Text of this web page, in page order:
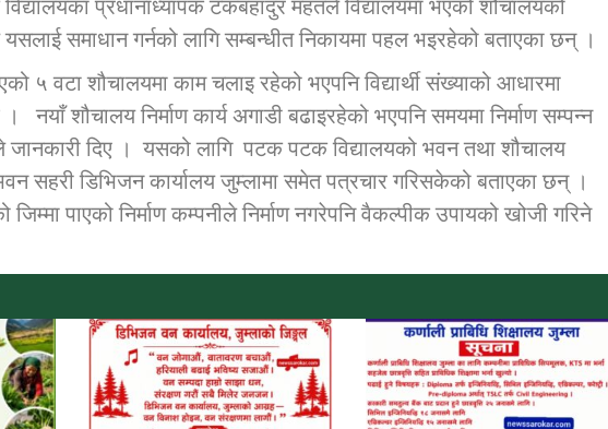
विद्यालयका प्रधानाध्यापक टंकबहादुर महतले विद्यालयमा भएको शौचालयको
समाधान गर्नको लागि सम्बन्धीत निकायमा पहल भइरहेको बताएका छन् ।
५ वटा शौचालयमा काम चलाइ रहेको भएपनि विद्यार्थी संख्याको आधारमा
शौचालय निर्माण कार्य अगाडी बढाइरहेको भएपनि समयमा निर्माण सम्पन्न
जानकारी दिए । यसको लागि पटक पटक विद्यालयको भवन तथा शौचालय
भवन सहरी डिभिजन कार्यालय जुम्लामा समेत पत्रचार गरिसकेको बताएका छन् ।
जिम्मा पाएको निर्माण कम्पनीले निर्माण नगरेपनि वैकल्पीक उपायको खोजी गरिने